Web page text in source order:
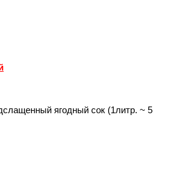
ягодный сок (1литр. ~ 5